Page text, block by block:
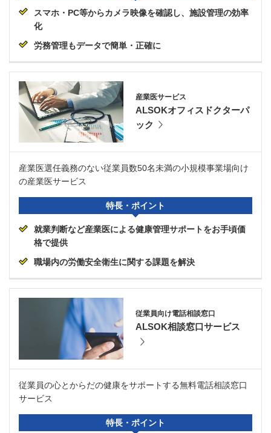
スマホ・PC等からカメラ映像を確認し、施設管理の効率
化
労務管理もデータで簡単・正確に
産業医サービス
ALSOKオフィスドクターパ
ック
産業医選任義務のない従業員数50名未満の小規模事業場向け
の産業医サービス
特長・ポイント
就業判断など産業医による健康管理サポートをお手頃価
格で提供
職場内の労働安全衛生に関する課題を解決
従業員向け電話相談窓口
ALSOK相談窓口サービス
従業員の心とからだの健康をサポートする無料電話相談窓口
サービス
特長・ポイント